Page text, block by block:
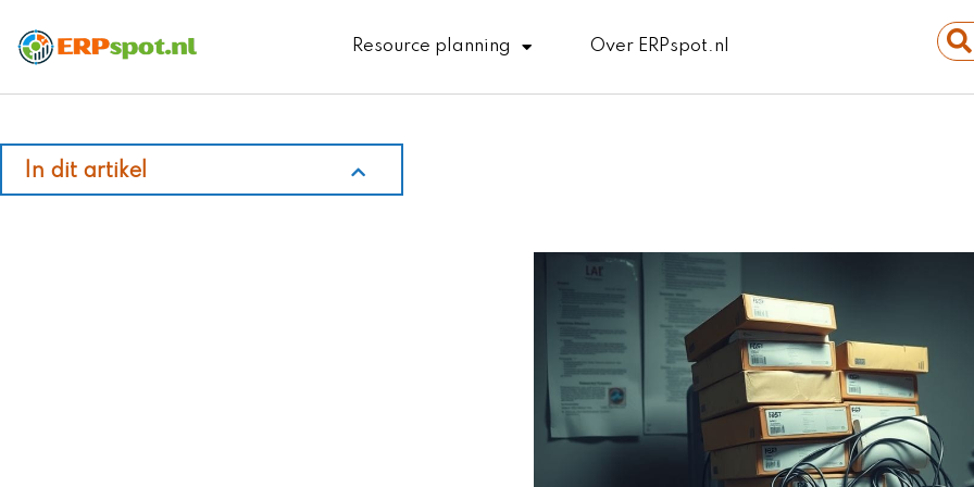
naar
inhoud
Resource planning Over ERPspot.nl
...
In dit artikel